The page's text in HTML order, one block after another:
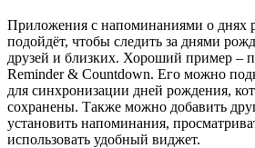
Приложения с напоминаниями о днях
подойдёт, чтобы следить за днями
друзей и близких. Хороший пример –
Reminder & Countdown. Его можно
для синхронизации дней рождения,
сохранены. Также можно добавить
установить напоминания,
использовать удобный виджет.